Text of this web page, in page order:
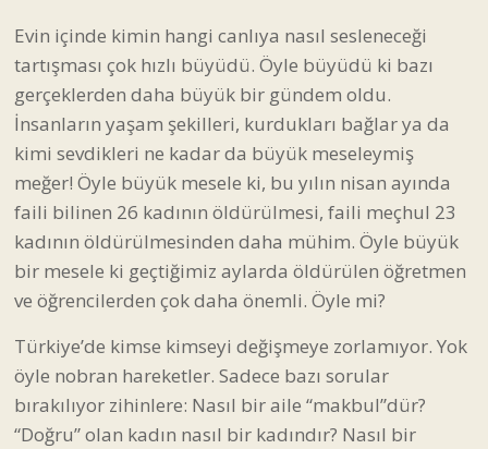
Evin içinde kimin hangi canlıya nasıl sesleneceği
tartışması çok hızlı büyüdü. Öyle büyüdü ki bazı
gerçeklerden daha büyük bir gündem oldu.
İnsanların yaşam şekilleri, kurdukları bağlar ya da
kimi sevdikleri ne kadar da büyük meseleymiş
meğer! Öyle büyük mesele ki, bu yılın nisan ayında
faili bilinen 26 kadının öldürülmesi, faili meçhul 23
kadının öldürülmesinden daha mühim. Öyle büyük
bir mesele ki geçtiğimiz aylarda öldürülen öğretmen
ve öğrencilerden çok daha önemli. Öyle mi?
Türkiye’de kimse kimseyi değişmeye zorlamıyor. Yok
öyle nobran hareketler. Sadece bazı sorular
bırakılıyor zihinlere: Nasıl bir aile “makbul”dür?
“Doğru” olan kadın nasıl bir kadındır? Nasıl bir